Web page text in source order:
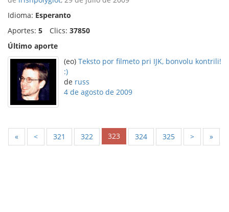
Idioma: Esperanto
Aportes: 5 Clics: 37850
Último aporte
(eo) Teksto por filmeto pri IJK, bonvolu kontrili!
:)
de russ
4 de agosto de 2009
« < 321 322 323 324 325 > »